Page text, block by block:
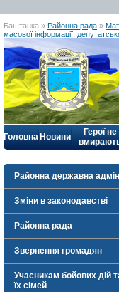
Баштанка » Районна рада »
масової інформації,
Головна Новини
Герої не
Районна державна
Зміни в законодавстві
Районна рада
Звернення громадян
Учасникам бойових дій
їх сімей